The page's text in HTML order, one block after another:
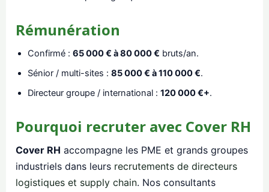
Rémunération
Confirmé : 65 000 € à 80 000 € bruts/an.
Sénior / multi-sites : 85 000 € à 110 000 €.
Directeur groupe / international : 120 000 €+.
Pourquoi recruter avec Cover RH
Cover RH accompagne les PME et grands groupes
industriels dans leurs recrutements de directeurs
logistiques et supply chain. Nos consultants